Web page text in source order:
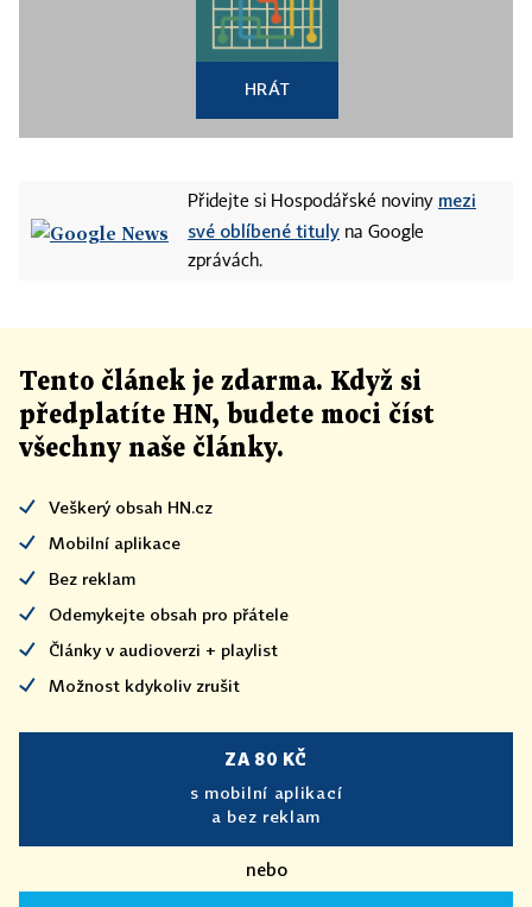
HRÁT
Přidejte si Hospodářské noviny mezi
své oblíbené tituly na Google
zprávách.
Tento článek je zdarma. Když si
předplatíte HN, budete moci číst
všechny naše články.
Veškerý obsah HN.cz
Mobilní aplikace
Bez reklam
Odemykejte obsah pro přátele
Články v audioverzi + playlist
Možnost kdykoliv zrušit
ZA 80 KČ
s mobilní aplikací
a bez reklam
nebo